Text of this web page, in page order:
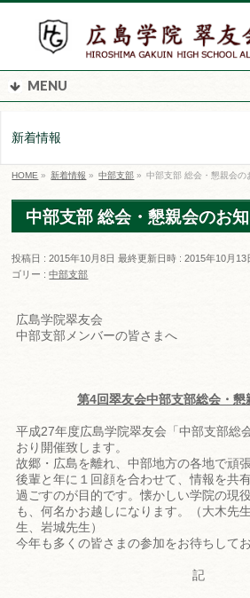
MENU
新着情報
HOME » 新着情報 » 中部支部 » 中部支部 総会・懇親会の
中部支部 総会・懇親会のお
投稿日 : 2015年10月8日 最終更新日時 : 2015年10月13
ゴリー :中部支部
広島学院翠友会
中部支部メンバーの皆さまへ
第4回翠友会中部支部総会・懇
平成27年度広島学院翠友会「中部支部総
おり開催致します。
故郷・広島を離れ、中部地方の各地で頑
後輩と年に１回顔を合わせて、情報を共
過ごすのが目的です。懐かしい学院の現
も、何名かお越しになります。（大木先
生、岩城先生）
今年も多くの皆さまの参加をお待ちしてお
記